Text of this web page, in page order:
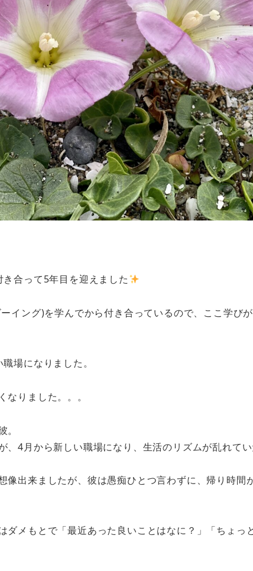
合って5年目を迎えました
イング)を学んでから付き合っているので、ここ学び
場になりました。
りました。。。
4月から新しい職場になり、生活のリズムが乱れてい
像出来ましたが、彼は愚痴ひとつ言わずに、帰り時間
ダメもとで「最近あった良いことはなに？」「ちょっ